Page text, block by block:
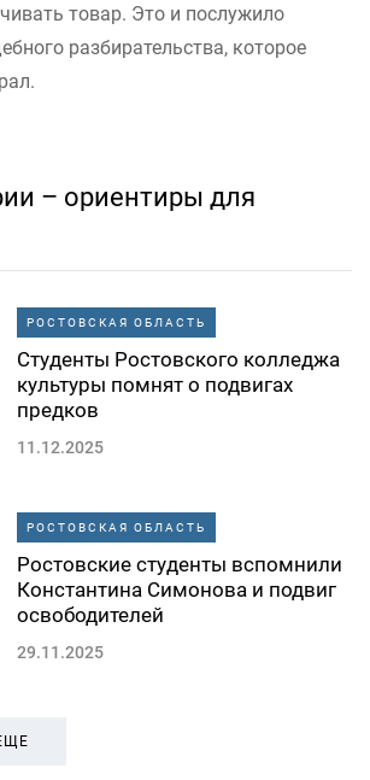
товар. Это и послужило
разбирательства, которое
– ориентиры для
РОСТОВСКАЯ ОБЛАСТЬ
Студенты Ростовского колледжа
культуры помнят о подвигах
предков
11.12.2025
РОСТОВСКАЯ ОБЛАСТЬ
Ростовские студенты вспомнили
Константина Симонова и подвиг
освободителей
29.11.2025